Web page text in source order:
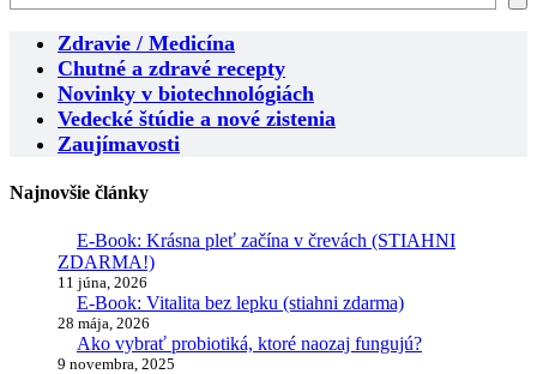
Zdravie / Medicína
Chutné a zdravé recepty
Novinky v biotechnológiách
Vedecké štúdie a nové zistenia
Zaujímavosti
Najnovšie články
E-Book: Krásna pleť začína v črevách (STIAHNI
ZDARMA!)
11 júna, 2026
E-Book: Vitalita bez lepku (stiahni zdarma)
28 mája, 2026
Ako vybrať probiotiká, ktoré naozaj fungujú?
9 novembra, 2025